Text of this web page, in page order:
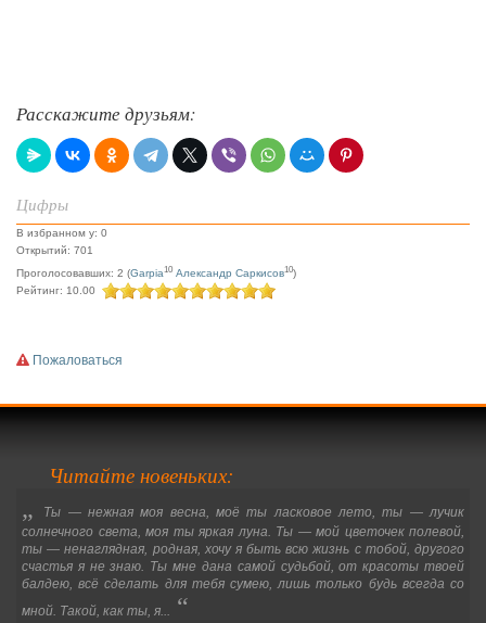
Расскажите друзьям:
Цифры
В избранном у: 0
Открытий: 701
Проголосовавших: 2 (Garpia10 Александр Саркисов10)
Рейтинг: 10.00
Пожаловаться
Читайте новеньких:
„ Ты —нежная моя весна, моё ты ласковое лето, ты —лучик
солнечного света, моя ты яркая луна. Ты — мой цветочек полевой,
ты —ненаглядная, родная, хочу я быть всю жизнь с тобой, другого
счастья я не знаю. Ты мне дана самой судьбой, от красоты твоей
балдею, всё сделать для тебя сумею, лишь только будь всегда со
мной. Такой, как ты, я... “